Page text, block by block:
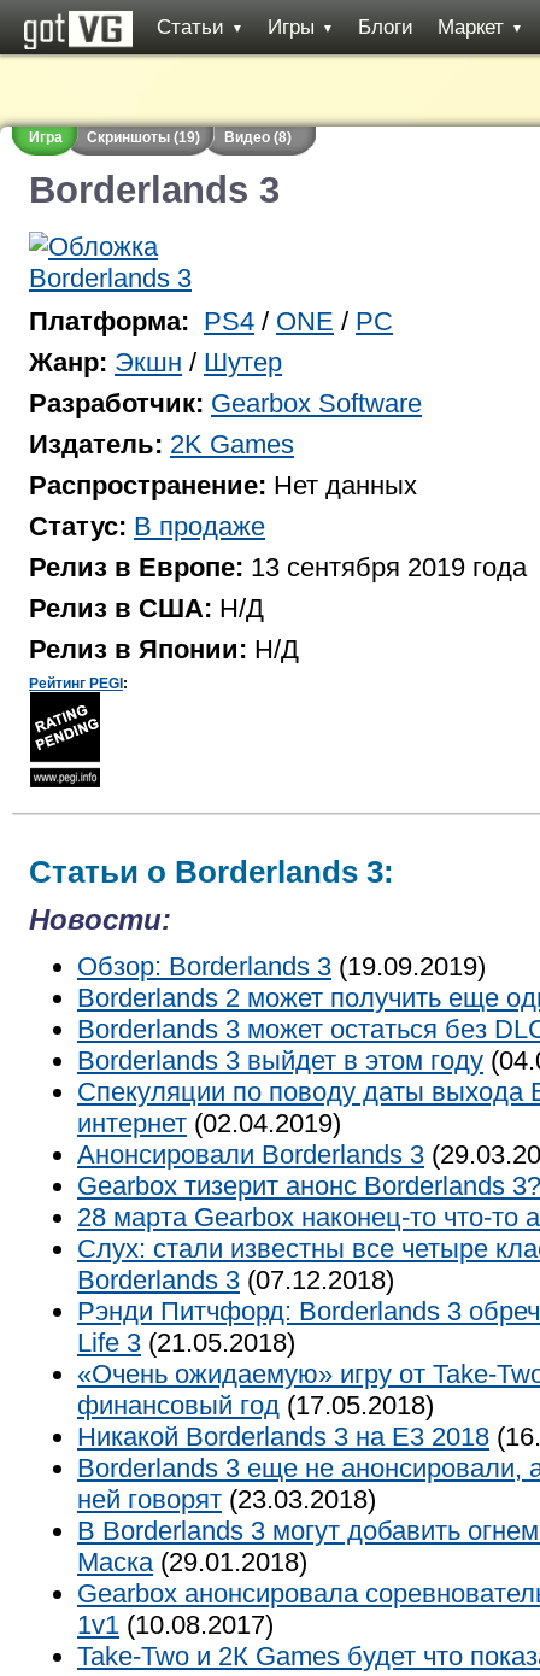
Статьи ▼ Игры ▼ Блоги Маркет ▼
Игра Скриншоты (19) Видео (8)
Borderlands 3
Платформа: PS4 / ONE / PC
Жанр: Экшн / Шутер
Разработчик: Gearbox Software
Издатель: 2K Games
Распространение: Нет данных
Статус: В продаже
Релиз в Европе: 13 сентября 2019 года
Релиз в США: Н/Д
Релиз в Японии: Н/Д
Рейтинг PEGI :
Статьи о Borderlands 3:
Новости:
Обзор: Borderlands 3 (19.09.2019)
Borderlands 2 может получить еще
Borderlands 3 может остаться без
Borderlands 3 выйдет в этом году
Спекуляции по поводу даты выхода
интернет (02.04.2019)
Анонсировали Borderlands 3
Gearbox тизерит анонс Borderlands 3?
28 марта Gearbox наконец-то что-то
Слух: стали известны все четыре
Borderlands 3 (07.12.2018)
Рэнди Питчфорд: Borderlands 3
Life 3 (21.05.2018)
«Очень ожидаемую» игру от Take-
финансовый год (17.05.2018)
Никакой Borderlands 3 на Е3 2018
Borderlands 3 еще не анонсировали,
ней говорят (23.03.2018)
В Borderlands 3 могут добавить
Маска(29.01.2018)
Gearbox анонсировала
1v1 (10.08.2017)
Take-Two и 2К Games будет что